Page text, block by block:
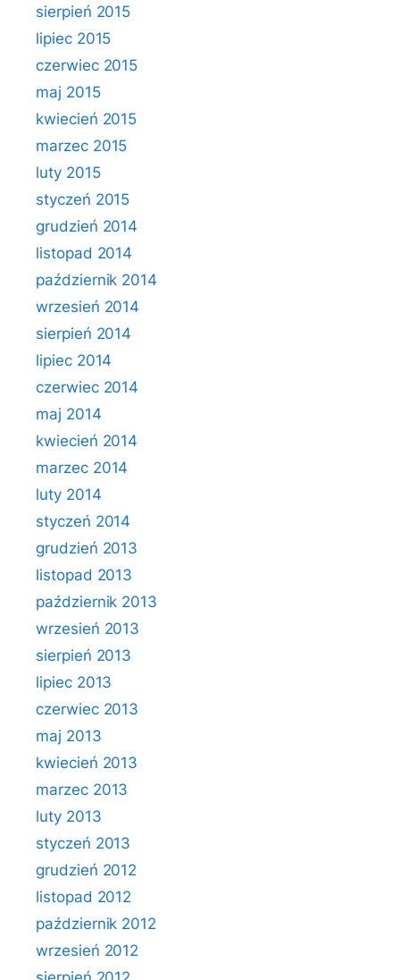
sierpień 2015
lipiec 2015
czerwiec 2015
maj 2015
kwiecień 2015
marzec 2015
luty 2015
styczeń 2015
grudzień 2014
listopad 2014
październik 2014
wrzesień 2014
sierpień 2014
lipiec 2014
czerwiec 2014
maj 2014
kwiecień 2014
marzec 2014
luty 2014
styczeń 2014
grudzień 2013
listopad 2013
październik 2013
wrzesień 2013
sierpień 2013
lipiec 2013
czerwiec 2013
maj 2013
kwiecień 2013
marzec 2013
luty 2013
styczeń 2013
grudzień 2012
listopad 2012
październik 2012
wrzesień 2012